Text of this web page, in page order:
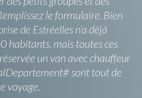
le formulaire. Bien
de Estréelles n’a déjà
habitants, mais toutes ces
un van avec chauffeur
sont tout de
voyage.